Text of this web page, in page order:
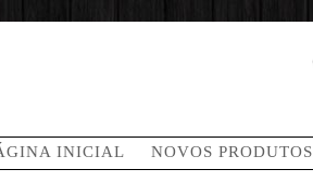
INICIAL NOVOS PRODUTOS